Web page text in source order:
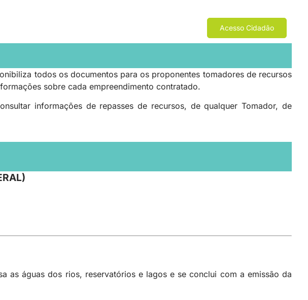
Acesso Cidadão
todos os documentos para os proponentes tomadores de recursos
sobre cada empreendimento contratado.
informações de repasses de recursos, de qualquer Tomador, de
as águas dos rios, reservatórios e lagos e se conclui com a emissão da